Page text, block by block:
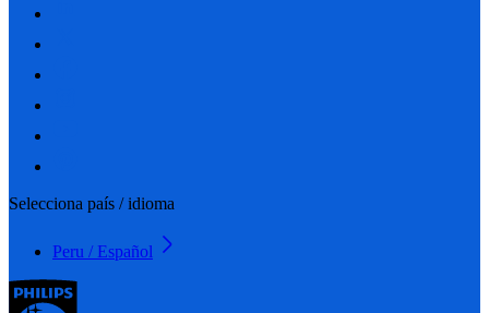
Selecciona país / idioma
Peru / Español